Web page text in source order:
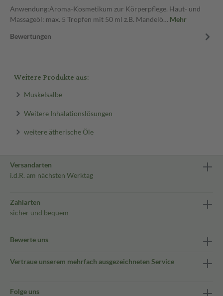
Anwendung:Aroma-Kosmetikum zur Körperpflege. Haut- und
Massageöl: max. 5 Tropfen mit 50 ml z.B. Mandelö… Mehr
Bewertungen
Weitere Produkte aus:
Muskelsalbe
Weitere Inhalationslösungen
weitere ätherische Öle
Versandarten
i.d.R. am nächsten Werktag
Zahlarten
sicher und bequem
Bewerte uns
Vertraue unserem mehrfach ausgezeichneten Service
Folge uns